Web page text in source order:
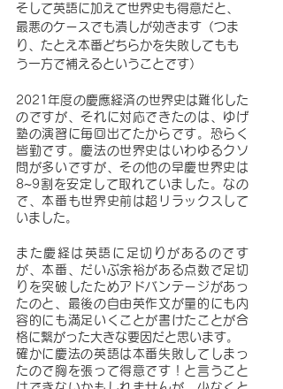
そして英語に加えて世界史も得意だと、
最悪のケースでも潰しが効きます（つま
り、たとえ本番どちらかを失敗してもも
う一方で補えるということです）
2021年度の慶應経済の世界史は難化した
のですが、それに対応できたのは、ゆげ
塾の演習に毎回出てたからです。恐らく
皆勤です。慶法の世界史はいわゆるクソ
問が多いですが、その他の早慶世界史は
8~9割を安定して取れていました。なの
で、本番も世界史前は超リラックスして
いました。
また慶経は英語に足切りがあるのです
が、本番、だいぶ余裕がある点数で足切
りを突破したためアドバンテージがあっ
たのと、最後の自由英作文が量的にも内
容的にも満足いくことが書けたことが合
格に繋がった大きな要因だと思います。
確かに慶法の英語は本番失敗してしまっ
たので胸を張って得意です！と言うこと